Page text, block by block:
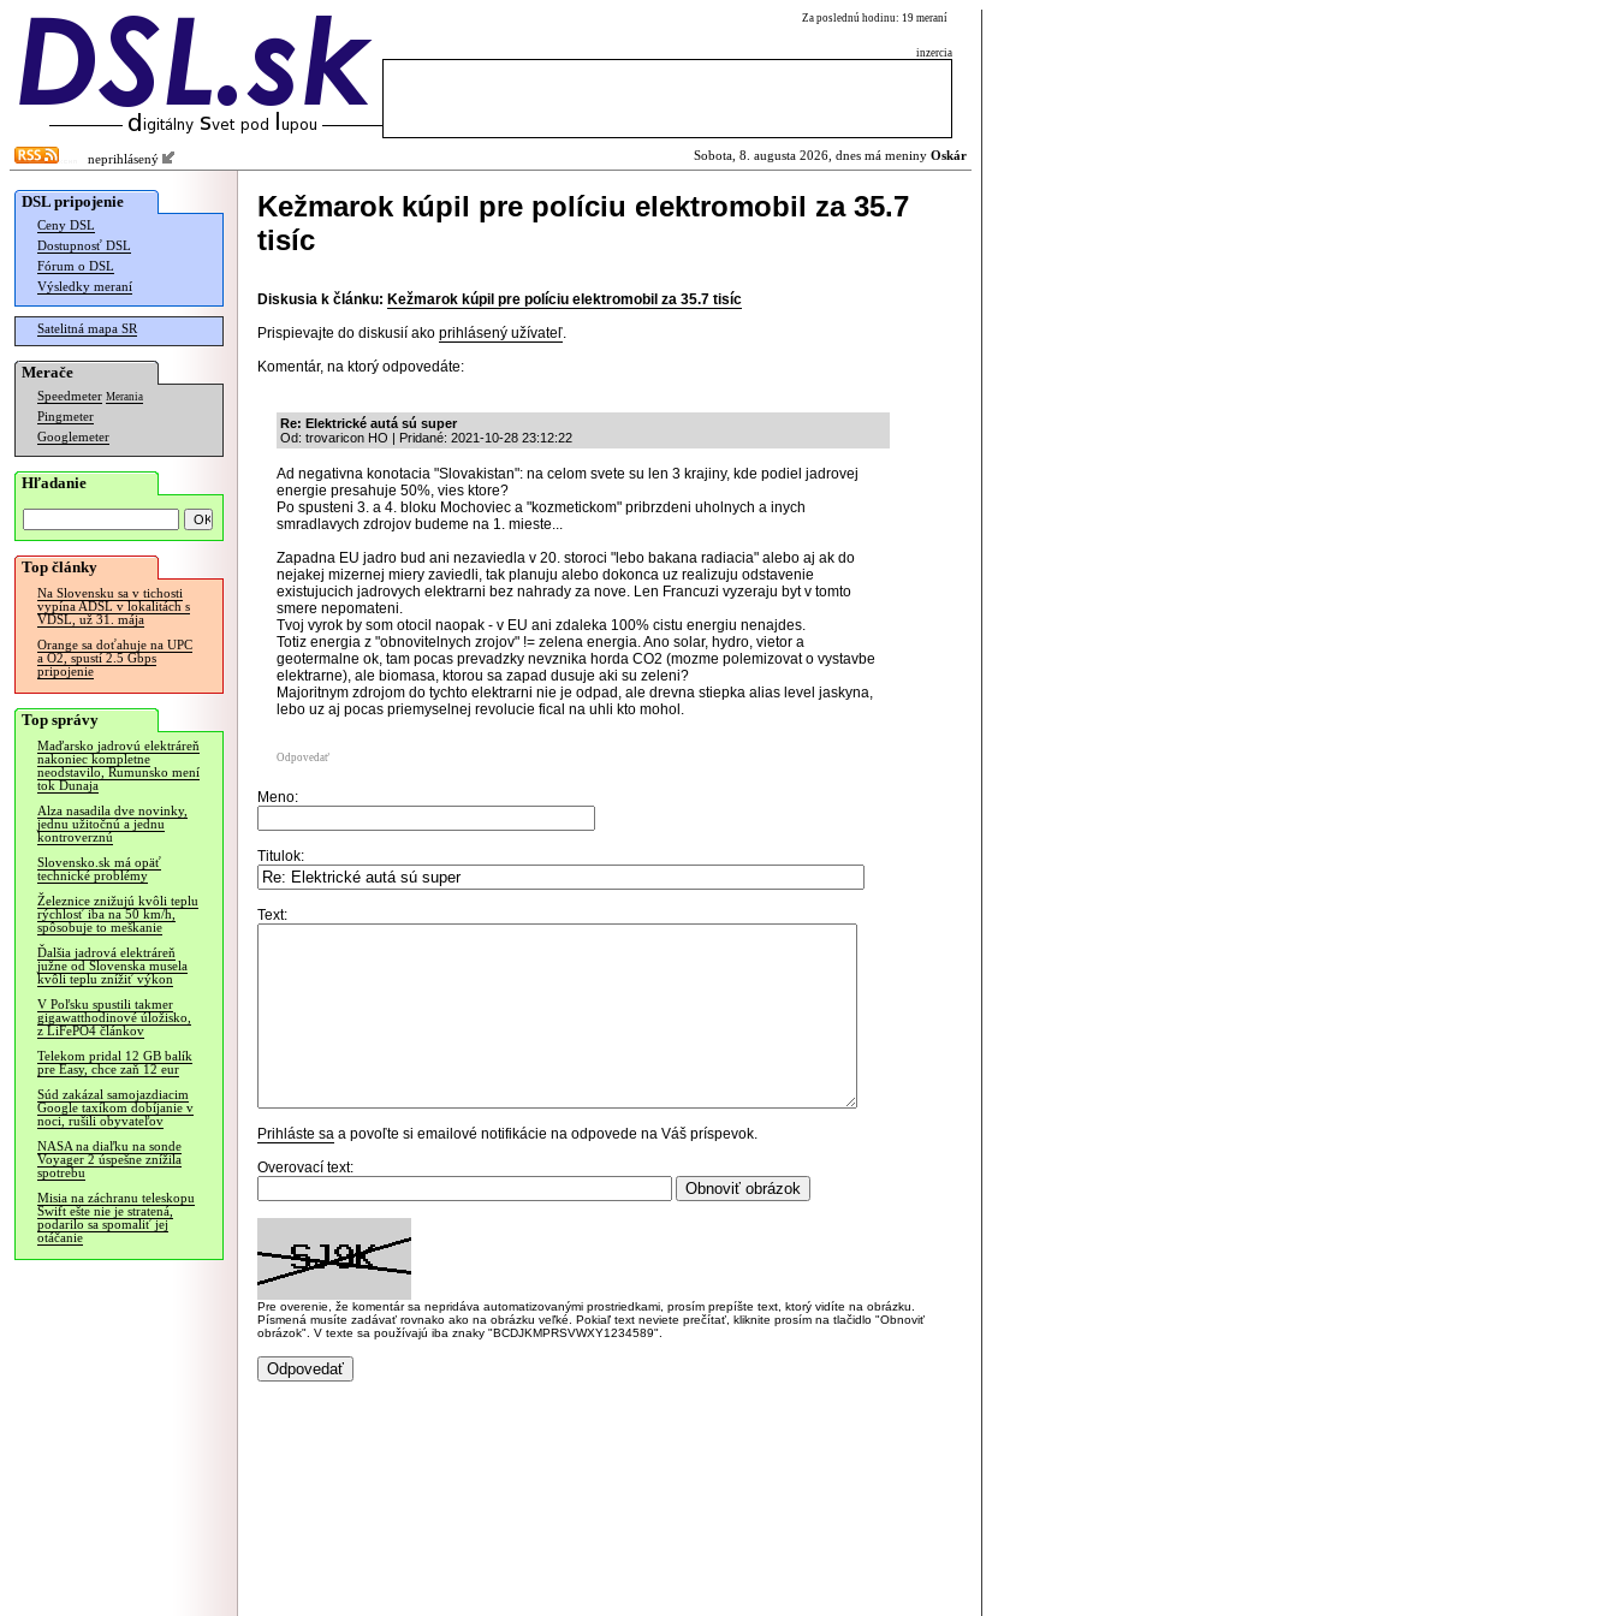
Za poslednú hodinu: 19 meraní
inzercia
neprihlásený Sobota, 8. augusta 2026, dnes má meniny Oskár
DSL pripojenie
Ceny DSL
Dostupnosť DSL
Fórum o DSL
Výsledky meraní
Satelitná mapa SR
Merače
Speedmeter Merania
Pingmeter
Googlemeter
Hľadanie
Top články
Na Slovensku sa v tichosti
vypína ADSL v lokalitách s
VDSL, už 31. mája
Orange sa doťahuje na UPC
a O2, spustí 2.5 Gbps
pripojenie
Top správy
Maďarsko jadrovú elektráreň
nakoniec kompletne
neodstavilo, Rumunsko mení
tok Dunaja
Alza nasadila dve novinky,
jednu užitočnú a jednu
kontroverznú
Slovensko.sk má opäť
technické problémy
Železnice znižujú kvôli teplu
rýchlosť iba na 50 km/h,
spôsobuje to meškanie
Ďalšia jadrová elektráreň
južne od Slovenska musela
kvôli teplu znížiť výkon
V Poľsku spustili takmer
gigawatthodinové úložisko,
z LiFePO4 článkov
Telekom pridal 12 GB balík
pre Easy, chce zaň 12 eur
Súd zakázal samojazdiacim
Google taxíkom dobíjanie v
noci, rušili obyvateľov
NASA na diaľku na sonde
Voyager 2 úspešne znížila
spotrebu
Misia na záchranu teleskopu
Swift ešte nie je stratená,
podarilo sa spomaliť jej
otáčanie
Kežmarok kúpil pre políciu elektromobil za 35.7
tisíc
Diskusia k článku: Kežmarok kúpil pre políciu elektromobil za 35.7 tisíc
Prispievajte do diskusií ako prihlásený užívateľ.
Komentár, na ktorý odpovedáte:
Re: Elektrické autá sú super
Od: trovaricon HO | Pridané: 2021-10-28 23:12:22
Ad negativna konotacia "Slovakistan": na celom svete su len 3 krajiny, kde podiel jadrovej
energie presahuje 50%, vies ktore?
Po spusteni 3. a 4. bloku Mochoviec a "kozmetickom" pribrzdeni uholnych a inych
smradlavych zdrojov budeme na 1. mieste...
Zapadna EU jadro bud ani nezaviedla v 20. storoci "lebo bakana radiacia" alebo aj ak do
nejakej mizernej miery zaviedli, tak planuju alebo dokonca uz realizuju odstavenie
existujucich jadrovych elektrarni bez nahrady za nove. Len Francuzi vyzeraju byt v tomto
smere nepomateni.
Tvoj vyrok by som otocil naopak - v EU ani zdaleka 100% cistu energiu nenajdes.
Totiz energia z "obnovitelnych zrojov" != zelena energia. Ano solar, hydro, vietor a
geotermalne ok, tam pocas prevadzky nevznika horda CO2 (mozme polemizovat o vystavbe
elektrarne), ale biomasa, ktorou sa zapad dusuje aki su zeleni?
Majoritnym zdrojom do tychto elektrarni nie je odpad, ale drevna stiepka alias level jaskyna,
lebo uz aj pocas priemyselnej revolucie fical na uhli kto mohol.
Odpovedať
Meno:
Titulok:
Text:
Prihláste sa a povoľte si emailové notifikácie na odpovede na Váš príspevok.
Overovací text:
Pre overenie, že komentár sa nepridáva automatizovanými prostriedkami, prosím prepíšte text, ktorý vidíte na obrázku.
Písmená musíte zadávať rovnako ako na obrázku veľké. Pokiaľ text neviete prečítať, kliknite prosím na tlačidlo "Obnoviť
obrázok". V texte sa používajú iba znaky "BCDJKMPRSVWXY1234589".